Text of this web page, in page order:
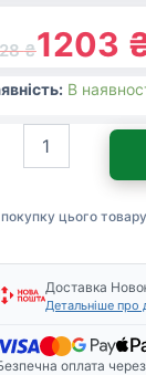
₴1203
В
цього
Доставка
Детальніше про
оплата